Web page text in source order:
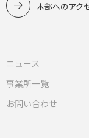
本部へのアク
ニュース
事業所一覧
お問い合わせ